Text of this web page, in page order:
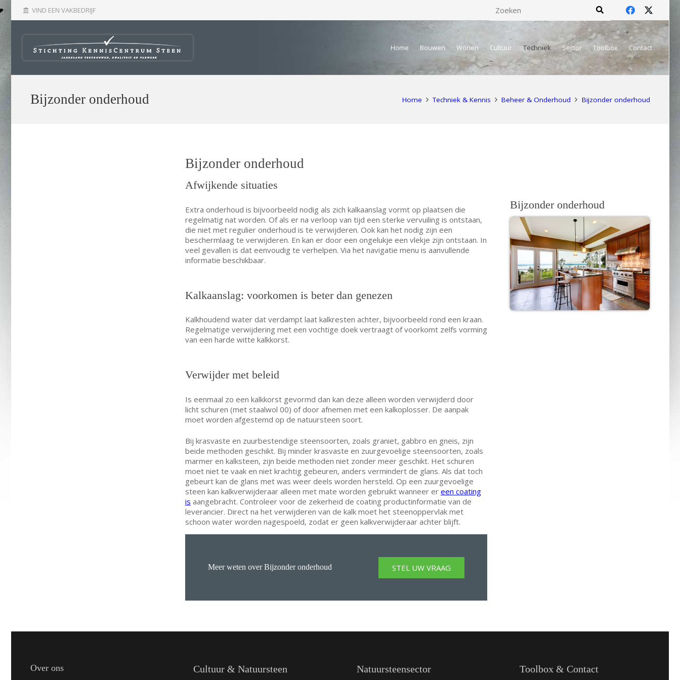
account_balance VIND EEN VAKBEDRIJF
Home Bouwen Wonen Cultuur Techniek Sector Toolbox Contact
Bijzonder onderhoud Home Techniek & Kennis Beheer & Onderhoud Bijzonder onderhoud
Bijzonder onderhoud
Afwijkende situaties
Extra onderhoud is bijvoorbeeld nodig als zich kalkaanslag vormt op plaatsen die
regelmatig nat worden. Of als er na verloop van tijd een sterke vervuiling is ontstaan,
die niet met regulier onderhoud is te verwijderen. Ook kan het nodig zijn een
beschermlaag te verwijderen. En kan er door een ongelukje een vlekje zijn ontstaan. In
veel gevallen is dat eenvoudig te verhelpen. Via het navigatie menu is aanvullende
informatie beschikbaar.
Kalkaanslag: voorkomen is beter dan genezen
Kalkhoudend water dat verdampt laat kalkresten achter, bijvoorbeeld rond een kraan.
Regelmatige verwijdering met een vochtige doek vertraagt of voorkomt zelfs vorming
van een harde witte kalkkorst.
Verwijder met beleid
Is eenmaal zo een kalkkorst gevormd dan kan deze alleen worden verwijderd door
licht schuren (met staalwol 00) of door afnemen met een kalkoplosser. De aanpak
moet worden afgestemd op de natuursteen soort.
Bij krasvaste en zuurbestendige steensoorten, zoals graniet, gabbro en gneis, zijn
beide methoden geschikt. Bij minder krasvaste en zuurgevoelige steensoorten, zoals
marmer en kalksteen, zijn beide methoden niet zonder meer geschikt. Het schuren
moet niet te vaak en niet krachtig gebeuren, anders vermindert de glans. Als dat toch
gebeurt kan de glans met was weer deels worden hersteld. Op een zuurgevoelige
steen kan kalkverwijderaar alleen met mate worden gebruikt wanneer er een coating
is aangebracht. Controleer voor de zekerheid de coating productinformatie van de
leverancier. Direct na het verwijderen van de kalk moet het steenoppervlak met
schoon water worden nagespoeld, zodat er geen kalkverwijderaar achter blijft.
Meer weten over Bijzonder onderhoud STEL UW VRAAG
Bijzonder onderhoud
Over ons Cultuur & Natuursteen Natuursteensector Toolbox & Contact